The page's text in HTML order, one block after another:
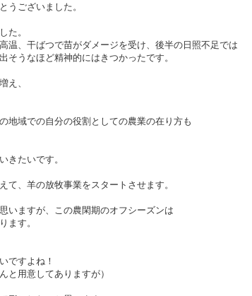
うございました。
た。
温、干ばつで苗がダメージを受け、後半の日照不足では
そうなほど精神的にはきつかったです。
え、
地域での自分の役割としての農業の在り方も
きたいです。
て、羊の放牧事業をスタートさせます。
いますが、この農閑期のオフシーズンは
ます。
ですよね！
と用意してありますが）